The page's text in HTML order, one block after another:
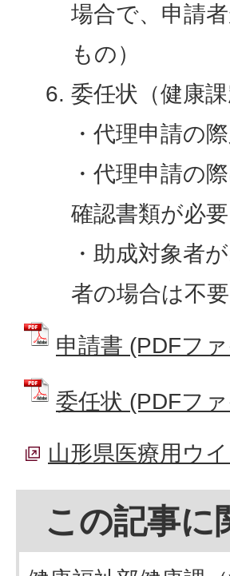
場合で、申請
もの）
委任状（健康
・代理申請の
・代理申請の
確認書類が必
・助成対象者
者の場合は不要
申請書 (PDFフ
委任状 (PDFフ
山形県医療用ウ
この記事に